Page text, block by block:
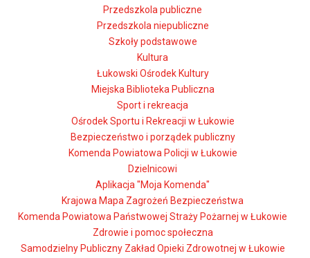
Przedszkola publiczne
Przedszkola niepubliczne
Szkoły podstawowe
Kultura
Łukowski Ośrodek Kultury
Miejska Biblioteka Publiczna
Sport i rekreacja
Ośrodek Sportu i Rekreacji w Łukowie
Bezpieczeństwo i porządek publiczny
Komenda Powiatowa Policji w Łukowie
Dzielnicowi
Aplikacja "Moja Komenda"
Krajowa Mapa Zagrożeń Bezpieczeństwa
Komenda Powiatowa Państwowej Straży Pożarnej w Łukowie
Zdrowie i pomoc społeczna
Samodzielny Publiczny Zakład Opieki Zdrowotnej w Łukowie